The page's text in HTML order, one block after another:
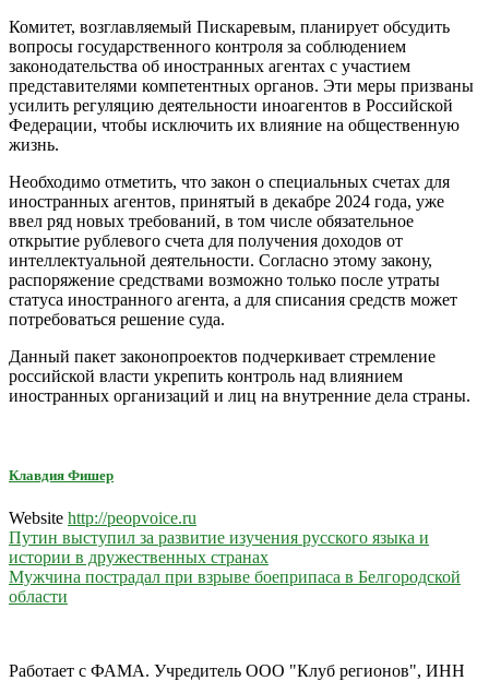
Комитет, возглавляемый Пискаревым, планирует обсудить
вопросы государственного контроля за соблюдением
законодательства об иностранных агентах с участием
представителями компетентных органов. Эти меры призваны
усилить регуляцию деятельности иноагентов в Российской
Федерации, чтобы исключить их влияние на общественную
жизнь.
Необходимо отметить, что закон о специальных счетах для
иностранных агентов, принятый в декабре 2024 года, уже
ввел ряд новых требований, в том числе обязательное
открытие рублевого счета для получения доходов от
интеллектуальной деятельности. Согласно этому закону,
распоряжение средствами возможно только после утраты
статуса иностранного агента, а для списания средств может
потребоваться решение суда.
Данный пакет законопроектов подчеркивает стремление
российской власти укрепить контроль над влиянием
иностранных организаций и лиц на внутренние дела страны.
Клавдия Фишер
Website http://peopvoice.ru
Навигация
по
записям
Путин выступил за развитие изучения русского языка и
истории в дружественных странах
Мужчина пострадал при взрыве боеприпаса в Белгородской
области
Работает с ФАМА. Учредитель ООО "Клуб регионов", ИНН